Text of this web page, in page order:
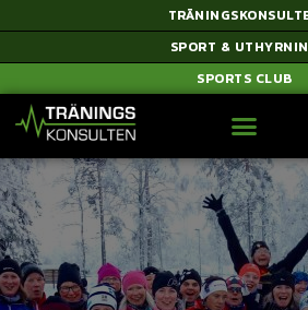
SPORT &
SPORTS CLUB